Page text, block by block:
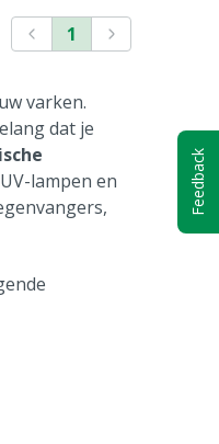
1
varken.
dat je
lampen en
Feedback